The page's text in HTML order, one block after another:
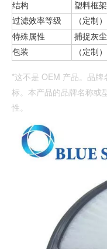
结构 塑料框
过滤效率等级
（定制）
特殊属性 捕捉灰
包装 （定制）
*这不是 OEM 产品。品
标。本产品的品牌名称或
性。